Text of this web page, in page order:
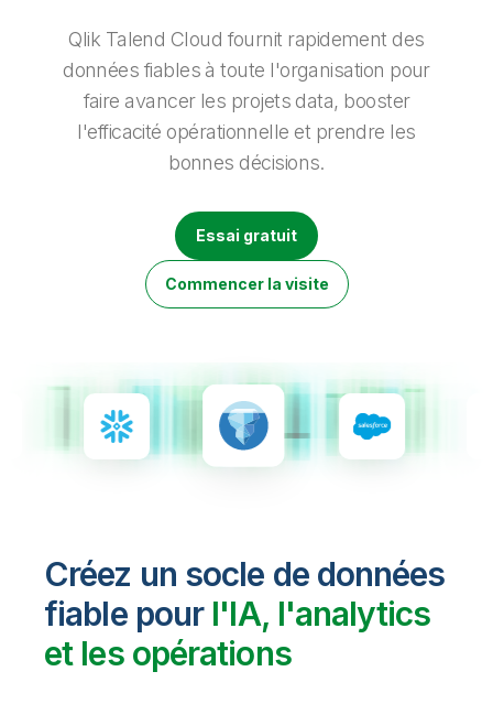
Documentation produits
Nos bureaux dans le monde
Talend
Qlik Talend Cloud fournit rapidement des
données fiables à toute l'organisation pour
faire avancer les projets data, booster
l'efficacité opérationnelle et prendre les
bonnes décisions.
Essai gratuit
Commencer la visite
Créez un socle de données
fiable pour l'IA, l'analytics
et les opérations